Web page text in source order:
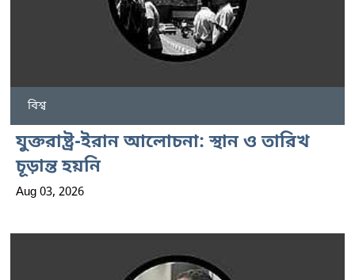
বিশ্ব
যুক্তরাষ্ট্র-ইরান আলোচনা: স্থান ও তারিখ
চূড়ান্ত হয়নি
Aug 03, 2026